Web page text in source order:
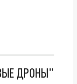
ДРОНЫ"